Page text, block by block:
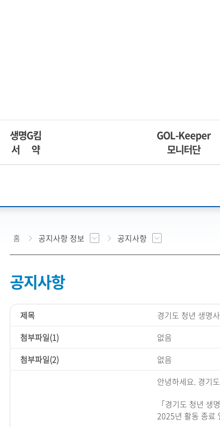
생명G킴
서 약
GOL-Keeper
모니터단
홈 공지사항 정보 공지사항
공지사항
제목
경기도 청년 생명
첨부파일(1)
없음
첨부파일(2)
없음
안녕하세요 경기
「경기도 청년 생
2025년 활동 종료